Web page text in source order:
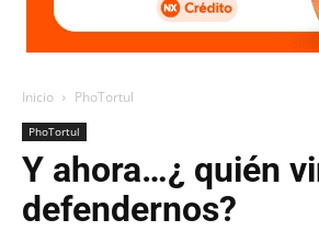
Inicio PhoTortul
PhoTortul
Y ahora…¿ quién
defendernos?